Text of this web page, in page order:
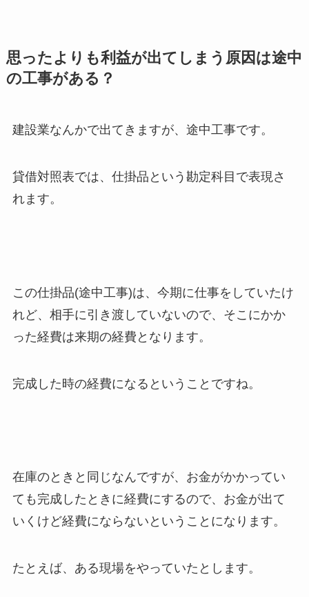
思ったよりも利益が出てしまう原因は途中
の工事がある？
建設業なんかで出てきますが、途中工事です。
貸借対照表では、仕掛品という勘定科目で表現さ
れます。
この仕掛品(途中工事)は、今期に仕事をしていたけ
れど、相手に引き渡していないので、そこにかか
った経費は来期の経費となります。
完成した時の経費になるということですね。
在庫のときと同じなんですが、お金がかかってい
ても完成したときに経費にするので、お金が出て
いくけど経費にならないということになります。
たとえば、ある現場をやっていたとします。